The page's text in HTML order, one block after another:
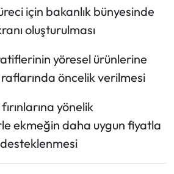
için bakanlık bünyesinde
oluşturulması
yöresel ürünlerine
öncelik verilmesi
yönelik
ekmeğin daha uygun fiyatla
desteklenmesi